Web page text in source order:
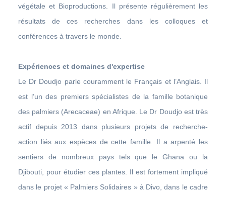
végétale et Bioproductions. Il présente régulièrement les
résultats de ces recherches dans les colloques et
conférences à travers le monde.
Expériences et domaines d'expertise
Le Dr Doudjo parle couramment le Français et l’Anglais. Il
est l’un des premiers spécialistes de la famille botanique
des palmiers (Arecaceae) en Afrique. Le Dr Doudjo est très
actif depuis 2013 dans plusieurs projets de recherche-
action liés aux espèces de cette famille. Il a arpenté les
sentiers de nombreux pays tels que le Ghana ou la
Djibouti, pour étudier ces plantes. Il est fortement impliqué
dans le projet « Palmiers Solidaires » à Divo, dans le cadre